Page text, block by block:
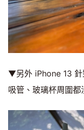
▼另外 iPhone 13 針
吸管、玻璃杯周圍都